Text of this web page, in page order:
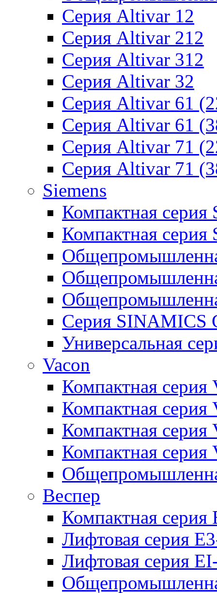
Серия Altivar 12
Серия Altivar 212
Серия Altivar 312
Серия Altivar 32
Серия Altivar 61
Серия Altivar 61
Серия Altivar 71
Серия Altivar 71
Siemens
Компактная
Компактная
Серия SINAMICS
Универсальная
Vacon
Компактная серия
Компактная серия
Компактная
Компактная серия
Веспер
Компактная серия
Лифтовая серия
Лифтовая серия